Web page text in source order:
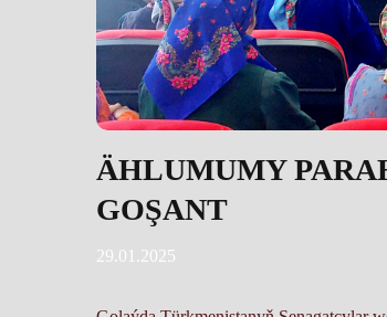
ÄHLUMUMY
GOŞANT
29.01.2025